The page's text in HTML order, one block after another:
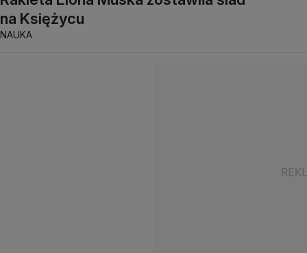
na Księżycu
NAUKA